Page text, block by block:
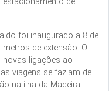
foi inaugurado a 8 de
de extensão. O
novas ligações ao
viagens se faziam de
na ilha da Madeira